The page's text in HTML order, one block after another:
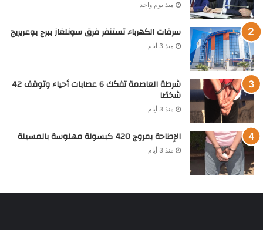
منذ يوم واحد
سرقات الكهرباء تستنفر فرق سونلغاز ببرج بوعريريج
منذ 3 أيام
شرطة العاصمة تفكك 6 عصابات أحياء وتوقف 42
شخصًا
منذ 3 أيام
الإطاحة بمروج 420 كبسولة مهلوسة بالمسيلة
منذ 3 أيام